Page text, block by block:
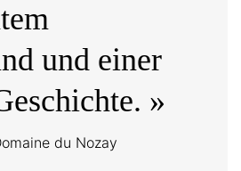
und einer
»
du Nozay